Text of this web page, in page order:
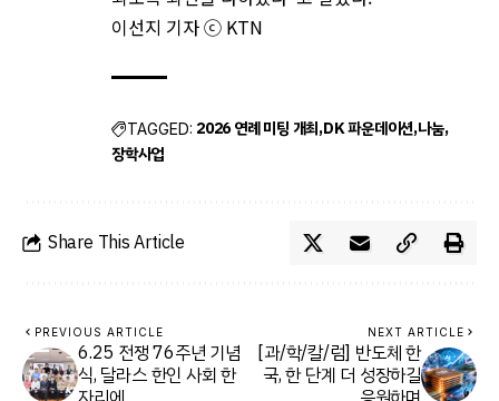
이선지 기자 ⓒ KTN
TAGGED: 2026 연례 미팅 개최DK 파운데이션나눔
장학사업
Share This Article
PREVIOUS ARTICLE
6.25 전쟁 76주년 기념
식, 달라스 한인 사회 한
NEXT ARTICLE
[과/학/칼/럼] 반도체 한
국, 한 단계 더 성장하길